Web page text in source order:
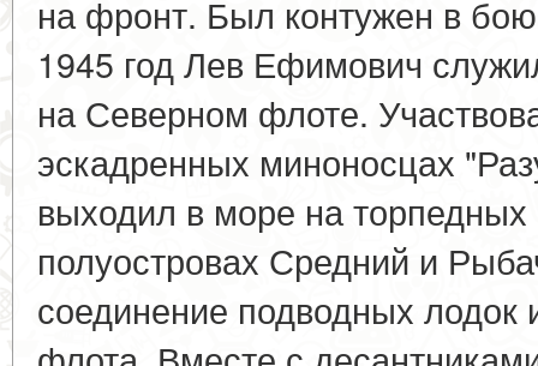
на фронт. Был контужен в
1945 год Лев Ефимович
на Северном флоте.
эскадренных миноносцах
выходил в море на
полуостровах Средний и
соединение подводных лодок